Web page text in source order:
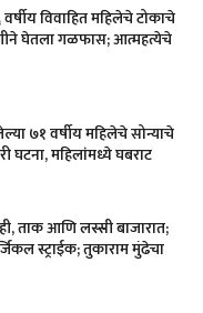
विवाहित महिलेचे टोकाचे
घेतला गळफास; आत्महत्येचे
७१ वर्षीय महिलेचे सोन्याचे
घटना, महिलांमध्ये घबराट
ताक आणि लस्सी बाजारात;
स्ट्राईक; ​तुकाराम मुंढेचा